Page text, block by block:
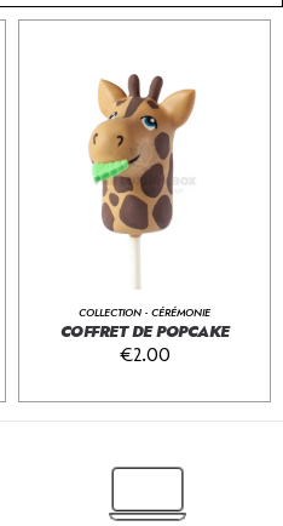
COLLECTION - CÉRÉMONIE
COFFRET DE POPCAKE
€2.00